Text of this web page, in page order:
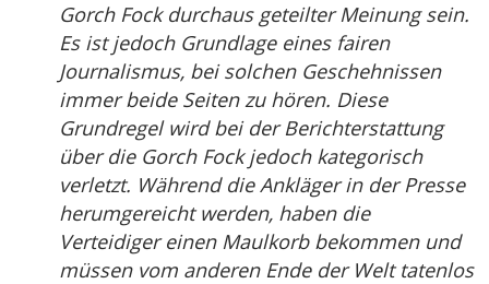
Gorch Fock durchaus geteilter Meinung sein.
Es ist jedoch Grundlage eines fairen
Journalismus, bei solchen Geschehnissen
immer beide Seiten zu hören. Diese
Grundregel wird bei der Berichterstattung
über die Gorch Fock jedoch kategorisch
verletzt. Während die Ankläger in der Presse
herumgereicht werden, haben die
Verteidiger einen Maulkorb bekommen und
müssen vom anderen Ende der Welt tatenlos